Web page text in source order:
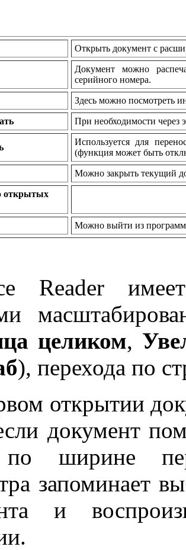
Открыть документ с
Документ можно
серийного номера.
Здесь можно посмотреть
При необходимости через
Используется для
(функция может быть
Можно закрыть текущий
открытых
Можно выйти из
Reader
целиком,
), перехода по
открытии
документ
ширине
запоминает
и